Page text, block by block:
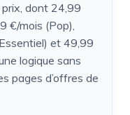
dont 24,99
€/mois (Pop),
et 49,99
logique sans
pages d’offres de